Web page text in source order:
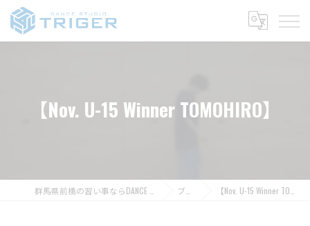
【Nov. U-15 Winner TOMOHIRO】
ブログ 【Nov. U-15 Winner TOMOHIRO】